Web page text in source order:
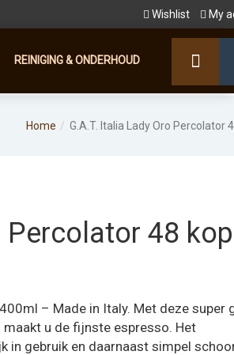
Wishlist My
REINIGING & ONDERHOUD
Home G.A.T. Italia Lady Oro Percolator
Percolator 48
– Made in Italy. Met deze super
u de fijnste espresso. Het
in gebruik en daarnaast simpel